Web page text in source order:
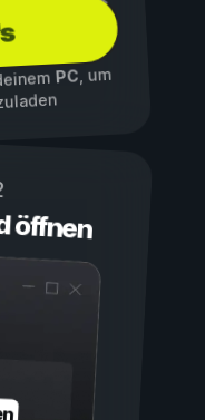
PC, um
öffnen